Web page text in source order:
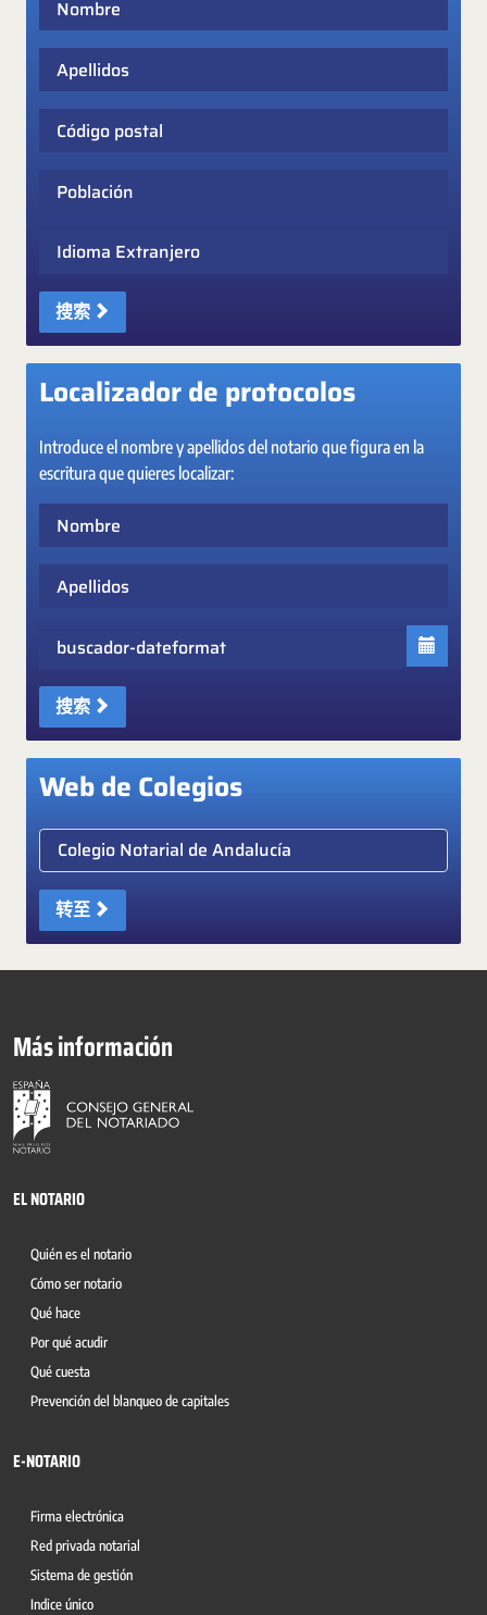
Idioma Extranjero
搜索
Localizador de protocolos
Introduce el nombre y apellidos del notario que figura en la
escritura que quieres localizar:
搜索
Web de Colegios
Elige colegio notarial
转至
Más información
EL NOTARIO
Quién es el notario
Cómo ser notario
Qué hace
Por qué acudir
Qué cuesta
Prevención del blanqueo de capitales
E-NOTARIO
Firma electrónica
Red privada notarial
Sistema de gestión
Indice único